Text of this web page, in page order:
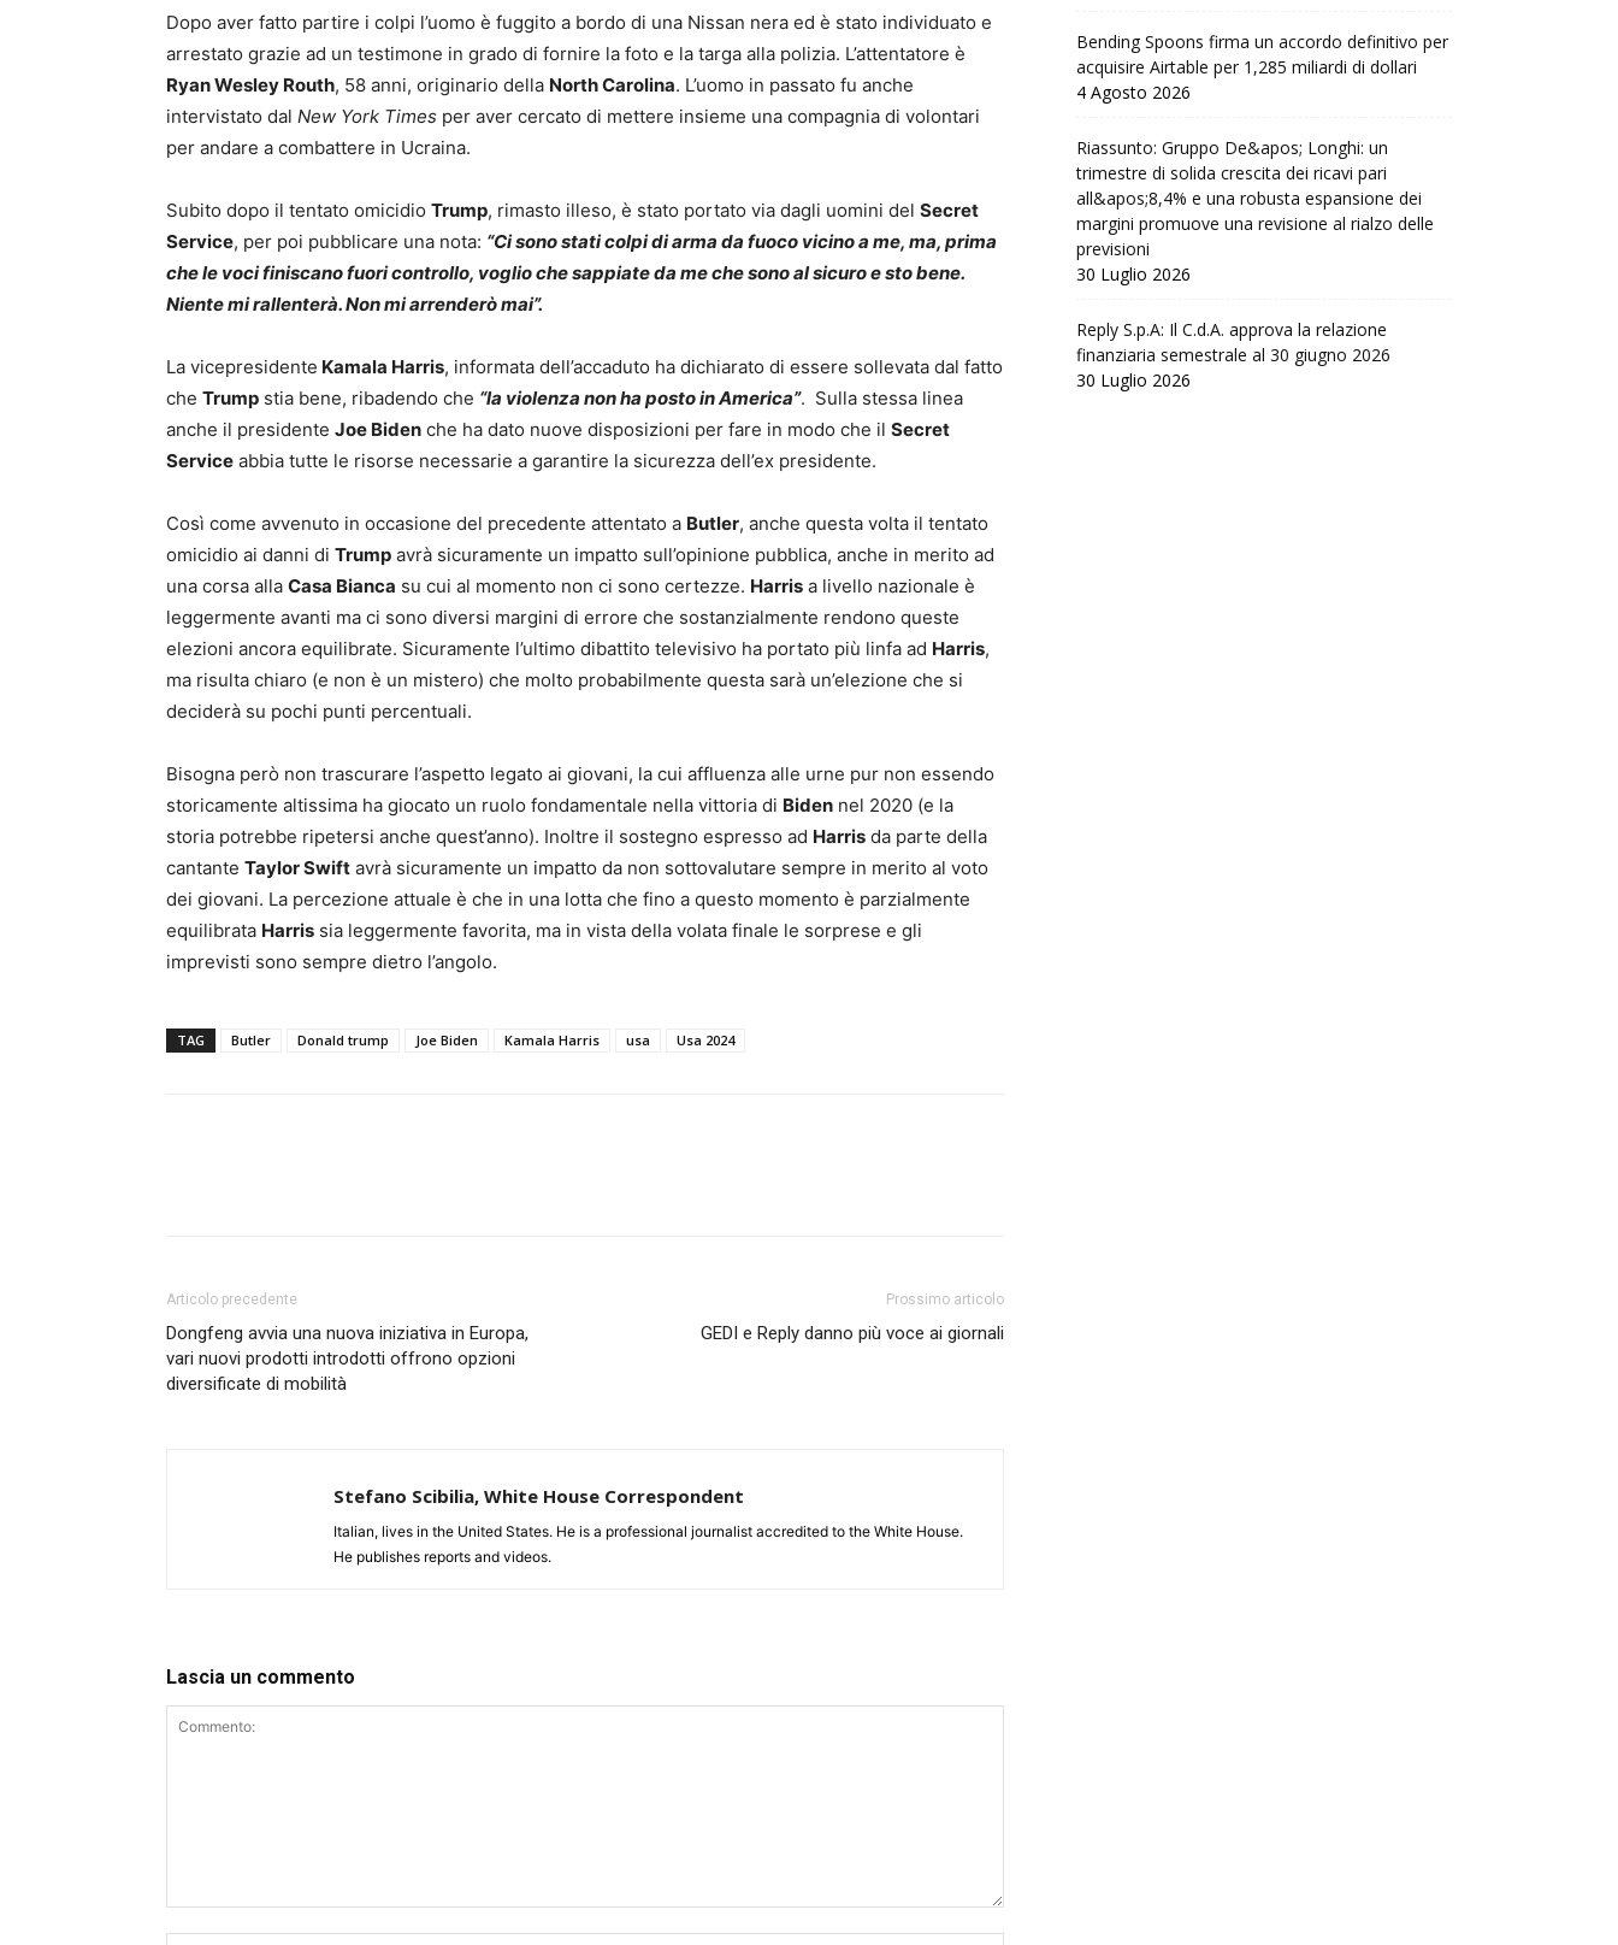
Dopo aver fatto partire i colpi l’uomo è fuggito a bordo di una Nissan nera ed è stato individuato e
arrestato grazie ad un testimone in grado di fornire la foto e la targa alla polizia. L’attentatore è
Ryan Wesley Routh, 58 anni, originario della North Carolina. L’uomo in passato fu anche
intervistato dal New York Times per aver cercato di mettere insieme una compagnia di volontari
per andare a combattere in Ucraina.
Subito dopo il tentato omicidio Trump, rimasto illeso, è stato portato via dagli uomini del Secret
Service, per poi pubblicare una nota: “Ci sono stati colpi di arma da fuoco vicino a me, ma, prima
che le voci finiscano fuori controllo, voglio che sappiate da me che sono al sicuro e sto bene.
Niente mi rallenterà. Non mi arrenderò mai”.
La vicepresidente Kamala Harris, informata dell’accaduto ha dichiarato di essere sollevata dal fatto
che Trump stia bene, ribadendo che “la violenza non ha posto in America”. Sulla stessa linea
anche il presidente Joe Biden che ha dato nuove disposizioni per fare in modo che il Secret
Service abbia tutte le risorse necessarie a garantire la sicurezza dell’ex presidente.
Così come avvenuto in occasione del precedente attentato a Butler, anche questa volta il tentato
omicidio ai danni di Trump avrà sicuramente un impatto sull’opinione pubblica, anche in merito ad
una corsa alla Casa Bianca su cui al momento non ci sono certezze. Harris a livello nazionale è
leggermente avanti ma ci sono diversi margini di errore che sostanzialmente rendono queste
elezioni ancora equilibrate. Sicuramente l’ultimo dibattito televisivo ha portato più linfa ad Harris,
ma risulta chiaro (e non è un mistero) che molto probabilmente questa sarà un’elezione che si
deciderà su pochi punti percentuali.
Bisogna però non trascurare l’aspetto legato ai giovani, la cui affluenza alle urne pur non essendo
storicamente altissima ha giocato un ruolo fondamentale nella vittoria di Biden nel 2020 (e la
storia potrebbe ripetersi anche quest’anno). Inoltre il sostegno espresso ad Harris da parte della
cantante Taylor Swift avrà sicuramente un impatto da non sottovalutare sempre in merito al voto
dei giovani. La percezione attuale è che in una lotta che fino a questo momento è parzialmente
equilibrata Harris sia leggermente favorita, ma in vista della volata finale le sorprese e gli
imprevisti sono sempre dietro l’angolo.
TAG Butler Donald trump Joe Biden Kamala Harris usa Usa 2024
Articolo precedente
Dongfeng avvia una nuova iniziativa in Europa,
vari nuovi prodotti introdotti offrono opzioni
diversificate di mobilità
Prossimo articolo
GEDI e Reply danno più voce ai giornali
Stefano Scibilia, White House Correspondent
Italian, lives in the United States. He is a professional journalist accredited to the White House.
He publishes reports and videos.
Lascia un commento
Bending Spoons firma un accordo definitivo per
acquisire Airtable per 1,285 miliardi di dollari
4 Agosto 2026
Riassunto: Gruppo De&apos; Longhi: un
trimestre di solida crescita dei ricavi pari
all&apos;8,4% e una robusta espansione dei
margini promuove una revisione al rialzo delle
previsioni
30 Luglio 2026
Reply S.p.A: Il C.d.A. approva la relazione
finanziaria semestrale al 30 giugno 2026
30 Luglio 2026